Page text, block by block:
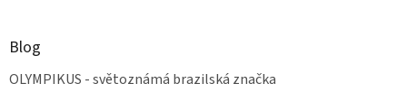
Blog
OLYMPIKUS - světoznámá brazilská značka